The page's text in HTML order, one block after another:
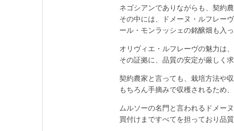
ネゴシアンでありながらも、契約
その中には、ドメーヌ・ルフレー
ール・モンラッシェの銘醸畑も入っ
オリヴィエ・ルフレーヴの魅力は
その証拠に、品質の安定が厳しく
契約農家と言っても、栽培方法や
もちろん手摘みで収穫されるため
ムルソーの名門と言われるドメー
買付けまですべてを担っており品